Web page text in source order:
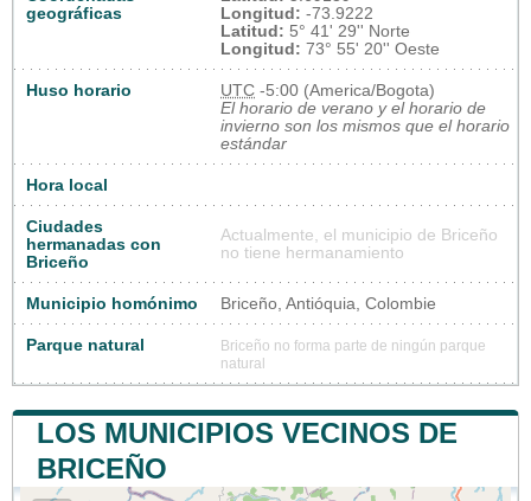
geográficas
Longitud: -73.9222
Latitud: 5° 41' 29'' Norte
Longitud: 73° 55' 20'' Oeste
Huso horario UTC -5:00 (America/Bogota)
El horario de verano y el horario de
invierno son los mismos que el horario
estándar
Hora local
Ciudades
hermanadas con
Briceño
Actualmente, el municipio de Briceño
no tiene hermanamiento
Municipio homónimo Briceño, Antióquia, Colombie
Parque natural
Briceño no forma parte de ningún parque
natural
LOS MUNICIPIOS VECINOS DE
BRICEÑO